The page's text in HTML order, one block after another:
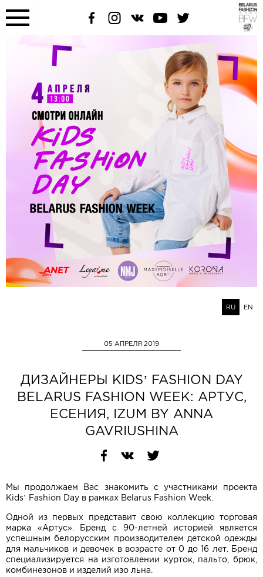
RU EN
05 АПРЕЛЯ 2019
ДИЗАЙНЕРЫ KIDS’ FASHION DAY
BELARUS FASHION WEEK: АРТУС,
ЕСЕНИЯ, IZUM BY ANNA
GAVRIUSHINA
Мы продолжаем Вас знакомить с участниками проекта
Kids‘ Fashion Day в рамках Belarus Fashion Week.
Одной из первых представит свою коллекцию торговая
марка «Артус». Бренд с 90-летней историей является
успешным белорусским производителем детской одежды
для мальчиков и девочек в возрасте от 0 до 16 лет. Бренд
специализируется на изготовлении курток, пальто, брюк,
комбинезонов и изделий изо льна.